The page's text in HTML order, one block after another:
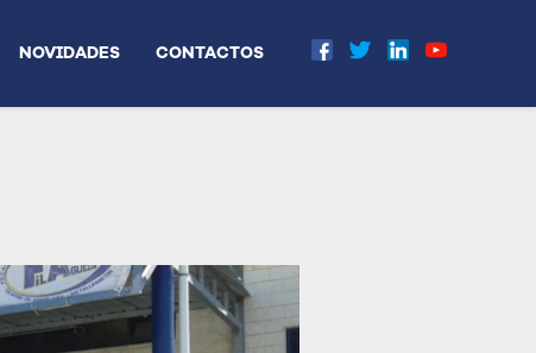
NOVIDADES CONTACTOS